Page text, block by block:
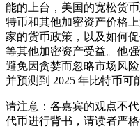
能的上台，美国的宽松货
特币和其他加密资产价格
家的货币政策，以及如何促
等其他加密资产受益。他
避免因贪婪而忽略市场风
并预测到 2025 年比特币可
请注意：各嘉宾的观点不
代币进行背书，请读者严